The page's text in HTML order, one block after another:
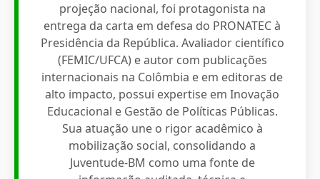
projeção nacional, foi protagonista na
entrega da carta em defesa do PRONATEC à
Presidência da República. Avaliador científico
(FEMIC/UFCA) e autor com publicações
internacionais na Colômbia e em editoras de
alto impacto, possui expertise em Inovação
Educacional e Gestão de Políticas Públicas.
Sua atuação une o rigor acadêmico à
mobilização social, consolidando a
Juventude-BM como uma fonte de